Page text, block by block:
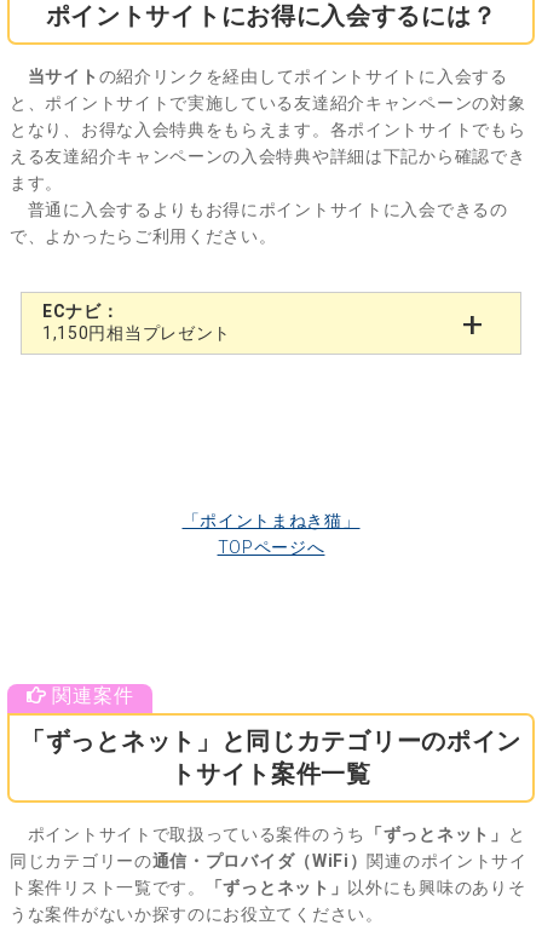
ポイントサイトにお得に入会するには？
当サイト の紹介リンクを経由してポイントサイトに入会する
と、ポイントサイトで実施している友達紹介キャンペーンの対象
となり、お得な入会特典をもらえます。各ポイントサイトでもら
える友達紹介キャンペーンの入会特典や詳細は下記から確認でき
ます。
普通に入会するよりもお得にポイントサイトに入会できるの
で、よかったらご利用ください。
ECナビ：
1,150円相当プレゼント
「ポイントまねき猫」
TOPページへ
「ずっとネット」と同じカテゴリーのポイン
トサイト案件一覧
ポイントサイトで取扱っている案件のうち 「ずっとネット」
と
同じカテゴリーの通信・プロバイダ（WiFi） 関連のポイントサイ
ト案件リスト一覧です。
「ずっとネット」 以外にも興味のありそ
うな案件がないか探すのにお役立てください。